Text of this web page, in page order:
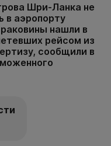
Шри-Ланка не
в аэропорту
нашли в
рейсом из
сообщили в